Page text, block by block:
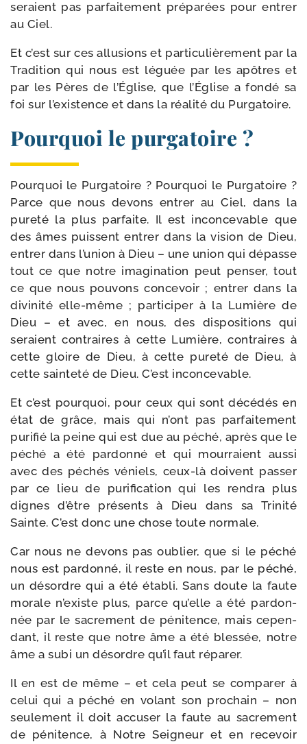
seraient pas par­fai­te­ment pré­pa­rées pour entrer
au Ciel.
Et c’est sur ces allu­sions et par­ti­cu­liè­re­ment par la
Tradition qui nous est léguée par les apôtres et
par les Pères de l’Église, que l’Église a fon­dé sa
foi sur l’existence et dans la réa­li­té du Purgatoire.
Pourquoi le purgatoire ?
Pourquoi le Purgatoire ? Pourquoi le Purgatoire ?
Parce que nous devons entrer au Ciel, dans la
pure­té la plus par­faite. Il est incon­ce­vable que
des âmes puissent entrer dans la vision de Dieu,
entrer dans l’union à Dieu – une union qui dépasse
tout ce que notre ima­gi­na­tion peut pen­ser, tout
ce que nous pou­vons conce­voir ; entrer dans la
divi­ni­té elle-​même ; par­ti­ci­per à la Lumière de
Dieu – et avec, en nous, des dis­po­si­tions qui
seraient contraires à cette Lumière, contraires à
cette gloire de Dieu, à cette pure­té de Dieu, à
cette sain­te­té de Dieu. C’est inconcevable.
Et c’est pour­quoi, pour ceux qui sont décé­dés en
état de grâce, mais qui n’ont pas par­fai­te­ment
puri­fié la peine qui est due au péché, après que le
péché a été par­don­né et qui mour­raient aus­si
avec des péchés véniels, ceux-​là doivent pas­ser
par ce lieu de puri­fi­ca­tion qui les ren­dra plus
dignes d’être pré­sents à Dieu dans sa Trinité
Sainte. C’est donc une chose toute normale.
Car nous ne devons pas oublier, que si le péché
nous est par­don­né, il reste en nous, par le péché,
un désordre qui a été éta­bli. Sans doute la faute
morale n’existe plus, parce qu’elle a été par­don­
née par le sacre­ment de péni­tence, mais cepen­
dant, il reste que notre âme a été bles­sée, notre
âme a subi un désordre qu’il faut réparer.
Il en est de même – et cela peut se com­pa­rer à
celui qui a péché en volant son pro­chain – non
seule­ment il doit accu­ser la faute au sacre­ment
de péni­tence, à Notre Seigneur et en rece­voir